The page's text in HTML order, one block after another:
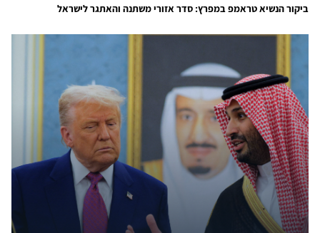
ביקור הנשיא טראמפ במפרץ: סדר אזורי משתנה והאתגר לישראל